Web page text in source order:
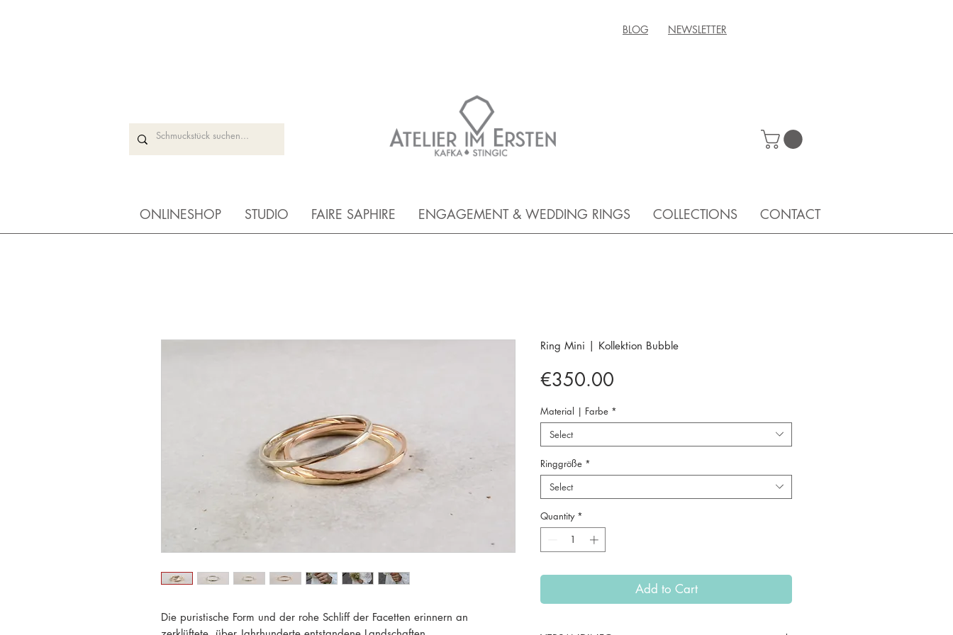
BLOG NEWSLETTER
ONLINESHOP STUDIO FAIRE SAPHIRE ENGAGEMENT & WEDDING RINGS COLLECTIONS CONTACT
Die puristische Form und der rohe Schliff der Facetten erinnern an
Ring Mini | Kollektion Bubble
€350.00
Material | Farbe *
Select
Ringgröße *
Select
Quantity *
Add to Cart